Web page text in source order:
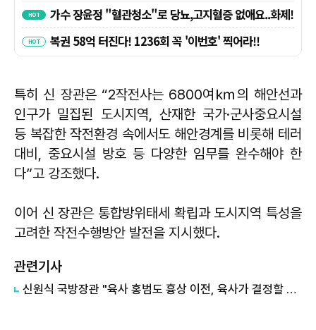
특히 신 장관은 “2작전사는 6800여㎞의 해안선과
인구가 밀집된 도시지역, 산재한 국가·군사중요시설
등 복잡한 작전환경 속에서도 해안경계를 비롯해 테러
대비, 중요시설 방호 등 다양한 임무를 완수해야 한
다”고 강조했다.
이어 신 장관은 통합방위태세 확립과 도시지역 특성을
고려한 작전수행방안 발전을 지시했다.
관련기사
신원식 국방장관 "육사 홍범도 흉상 이전, 육사가 결정할 문제"